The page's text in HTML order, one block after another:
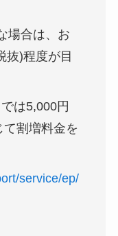
場合は、お
抜)程度が目
は5,000円
割増料金を
service/ep/